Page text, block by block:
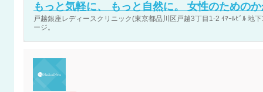
もっと気軽に、 もっと自然に。 女性のための
戸越銀座レディースクリニック(東京都品川区戸越3丁目1-2 ｲﾏｰﾙﾋﾞﾙ 地
ージ。